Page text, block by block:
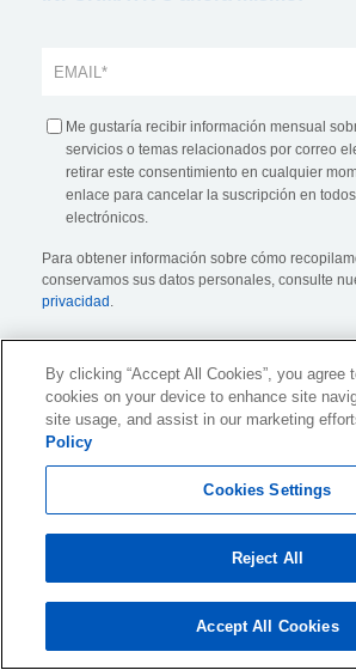
Me gustaría recibir información mensual
servicios o temas relacionados por correo
retirar este consentimiento en cualquier
enlace para cancelar la suscripción en
electrónicos.
Para obtener información sobre cómo
conservamos sus datos personales, consulte
privacidad .
KLDiscovery Ontrack SL, Pº del Club
Pozuelo de Alarcón, Madrid, 28223
(Mostrar todas las ubicaciones)
Política de Privacidad
By clicking “Accept All Cookies”, you agree
cookies on your device to enhance site
site usage, and assist in our marketing
Policy
Cookies Settings
Reject All
Accept All Cookies